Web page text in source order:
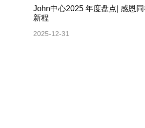
John中心2025 年度盘点| 感恩
新程
2025-12-31